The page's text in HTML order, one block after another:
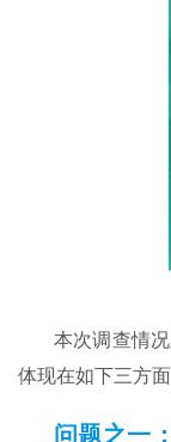
本次调查情
体现在如下三方面
问题之一